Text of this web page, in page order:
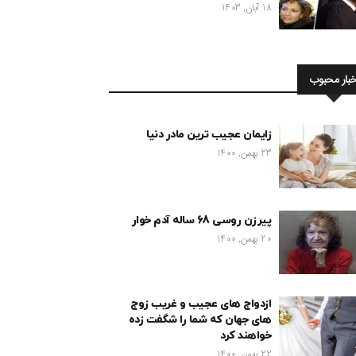
18 آبان, 1403
محبوب
زایمان عجیب ترین مادر دنیا
23 بهمن, 1400
پیرزن روسی 68 ساله آدم خوار
20 بهمن, 1400
ازدواج های عجیب و غریب زوج
های جهان که شما را شگفت زده
خواهند کرد